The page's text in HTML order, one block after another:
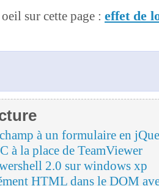
sur cette page : effet de
à un formulaire en
à la place de TeamViewer
2.0 sur windows xp
HTML dans le DOM